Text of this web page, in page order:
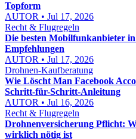
Topform
AUTOR • Jul 17, 2026
Recht & Flugregeln
Die besten Mobilfunkanbieter
Empfehlungen
AUTOR • Jul 17, 2026
Drohnen-Kaufberatung
Wie Löscht Man Facebook
Schritt-für-Schritt-Anleitung
AUTOR • Jul 16, 2026
Recht & Flugregeln
Drohnenversicherung Pflicht:
wirklich nötig ist